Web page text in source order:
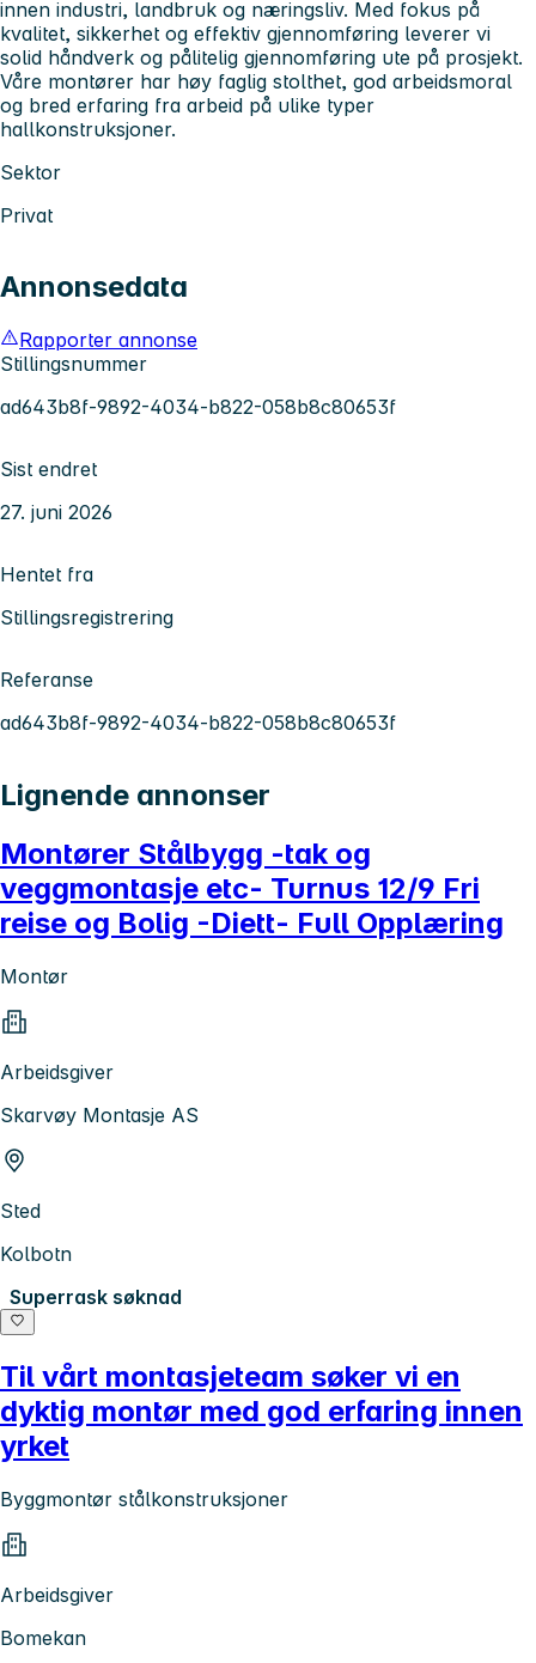
innen industri, landbruk og næringsliv. Med fokus på
kvalitet, sikkerhet og effektiv gjennomføring leverer vi
solid håndverk og pålitelig gjennomføring ute på prosjekt.
Våre montører har høy faglig stolthet, god arbeidsmoral
og bred erfaring fra arbeid på ulike typer
hallkonstruksjoner.
Sektor
Privat
Annonsedata
Rapporter annonse
Stillingsnummer
ad643b8f-9892-4034-b822-058b8c80653f
Sist endret
27. juni 2026
Hentet fra
Stillingsregistrering
Referanse
ad643b8f-9892-4034-b822-058b8c80653f
Lignende annonser
Montører Stålbygg -tak og
veggmontasje etc- Turnus 12/9 Fri
reise og Bolig -Diett- Full Opplæring
Montør
Arbeidsgiver
Skarvøy Montasje AS
Sted
Kolbotn
Superrask søknad
Til vårt montasjeteam søker vi en
dyktig montør med god erfaring innen
yrket
Byggmontør stålkonstruksjoner
Arbeidsgiver
Bomekan